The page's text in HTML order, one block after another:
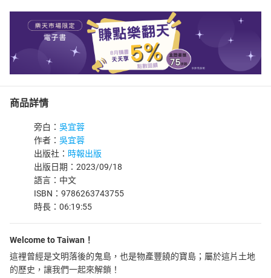
商品詳情
旁白： 吳宜蓉
作者： 吳宜蓉
出版社： 時報出版
出版日期：2023/09/18
語言：中文
ISBN：9786263743755
時長：06:19:55
Welcome to Taiwan！
這裡曾經是文明落後的鬼島，也是物產豐饒的寶島；屬於這片土地
的歷史，讓我們一起來解鎖！